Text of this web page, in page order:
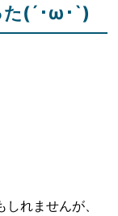
た(´･ω･`)
れませんが、